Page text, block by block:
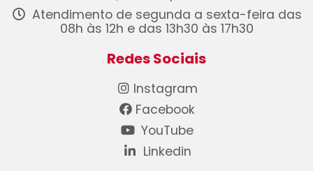
Atendimento de segunda a sexta-feira das
08h às 12h e das 13h30 às 17h30
Redes Sociais
Instagram
Facebook
YouTube
Linkedin